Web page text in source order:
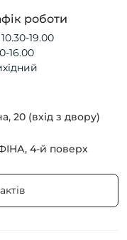
роботи
19.00
16.00
20 (вхід з двору)
4-й поверх